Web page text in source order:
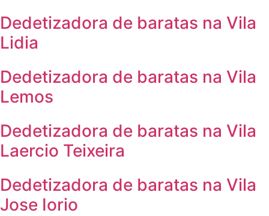
Dedetizadora de baratas na Vila
Lidia
Dedetizadora de baratas na Vila
Lemos
Dedetizadora de baratas na Vila
Laercio Teixeira
Dedetizadora de baratas na Vila
Jose Iorio